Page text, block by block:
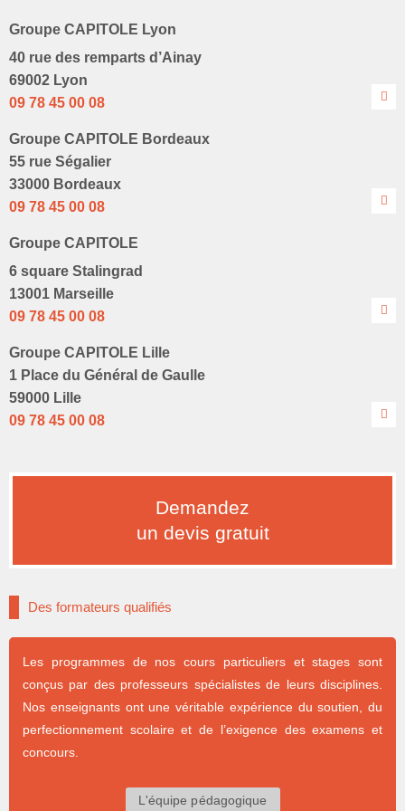
Groupe CAPITOLE Lyon
40 rue des remparts d’Ainay
69002 Lyon
09 78 45 00 08
Groupe CAPITOLE Bordeaux
55 rue Ségalier
33000 Bordeaux
09 78 45 00 08
Groupe CAPITOLE
6 square Stalingrad
13001 Marseille
09 78 45 00 08
Groupe CAPITOLE Lille
1 Place du Général de Gaulle
59000 Lille
09 78 45 00 08
Demandez
un devis gratuit
Des formateurs qualifiés
Les programmes de nos cours particuliers et stages sont
conçus par des professeurs spécialistes de leurs disciplines.
Nos enseignants ont une véritable expérience du soutien, du
perfectionnement scolaire et de l’exigence des examens et
concours.
L'équipe pédagogique